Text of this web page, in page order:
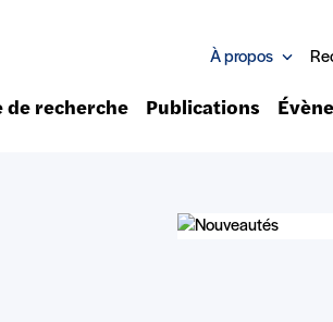
À propos
de recherche Publications